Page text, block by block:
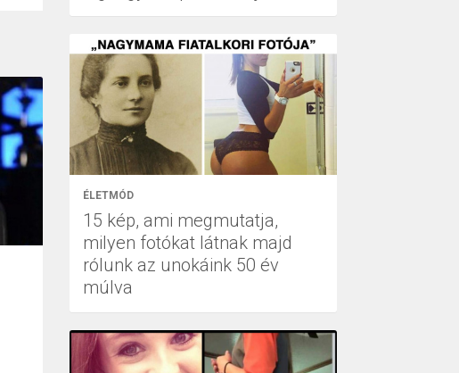
ÉLETMÓD
15 kép, ami megmutatja,
milyen fotókat látnak majd
rólunk az unokáink 50 év
múlva